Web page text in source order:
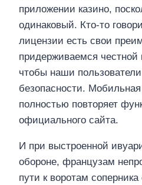
приложении казино,
одинаковый. Кто-то
лицензии есть свои
придерживаемся
чтобы наши
безопасности.
полностью повторяет
официального сайта.
И при выстроенной
обороне, французам
пути к воротам